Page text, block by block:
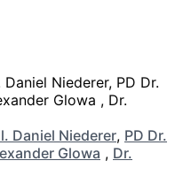
Daniel Niederer, PD Dr.
Glowa , Dr.